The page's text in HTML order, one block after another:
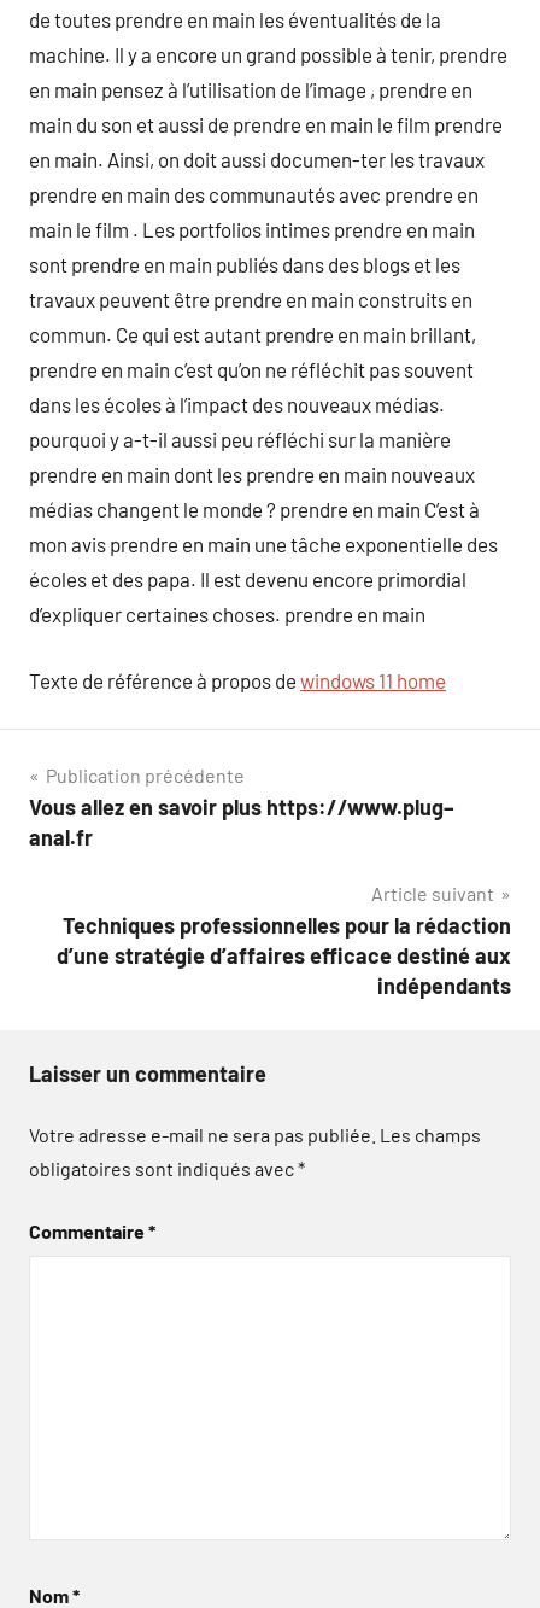
de toutes prendre en main les éventualités de la
machine. Il y a encore un grand possible à tenir, prendre
en main pensez à l’utilisation de l’image , prendre en
main du son et aussi de prendre en main le film prendre
en main. Ainsi, on doit aussi documen-ter les travaux
prendre en main des communautés avec prendre en
main le film . Les portfolios intimes prendre en main
sont prendre en main publiés dans des blogs et les
travaux peuvent être prendre en main construits en
commun. Ce qui est autant prendre en main brillant,
prendre en main c’est qu’on ne réfléchit pas souvent
dans les écoles à l’impact des nouveaux médias.
pourquoi y a-t-il aussi peu réfléchi sur la manière
prendre en main dont les prendre en main nouveaux
médias changent le monde ? prendre en main C’est à
mon avis prendre en main une tâche exponentielle des
écoles et des papa. Il est devenu encore primordial
d’expliquer certaines choses. prendre en main
Texte de référence à propos de windows 11 home
Navigation
de
Publication précédente
Vous allez en savoir plus https://www.plug–
anal.fr
Article suivant
Techniques professionnelles pour la rédaction
d’une stratégie d’affaires efficace destiné aux
indépendants
Laisser un commentaire
Votre adresse e-mail ne sera pas publiée. Les champs
obligatoires sont indiqués avec*
Commentaire*
Nom*